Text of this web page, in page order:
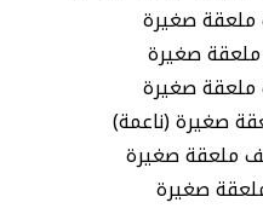
صغيرة
ملعقة صغيرة
صغيرة
صغيرة (ناعمة)
ملعقة صغيرة
صغيرة